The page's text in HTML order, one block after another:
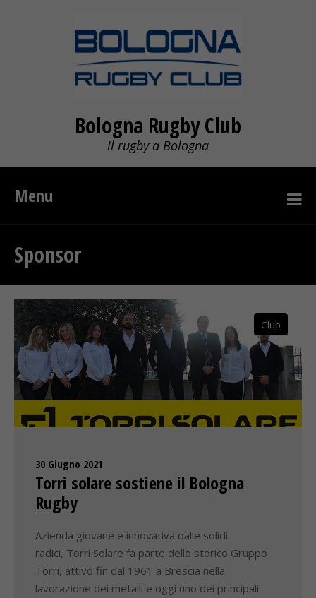
Bologna Rugby Club
il rugby a Bologna
Menu
Sponsor
Club
30 Giugno 2021
Torri solare sostiene il Bologna
Rugby
Azienda giovane e innovativa dalle solidi
radici, Torri Solare fa parte dello storico Gruppo
Torri, attivo fin dal 1961 a Brescia nella
lavorazione dei metalli e oggi uno dei principali